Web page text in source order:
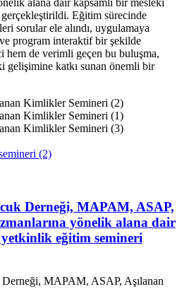
alana dair kapsamlı bir mesleki
Eğitim sürecinde
sorular ele alındı, uygulamaya
program interaktif bir şekilde
hem de verimli geçen bu buluşma,
gelişimine katkı sunan önemli bir
Derneği, MAPAM, ASAP,
yönelik alana dair
eğitim semineri
MAPAM, ASAP, Aşılanan